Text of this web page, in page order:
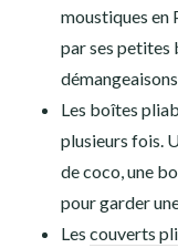
moustiques en
par ses petites
Les boîtes
plusieurs fois.
de coco, une
pour garder
Les couverts